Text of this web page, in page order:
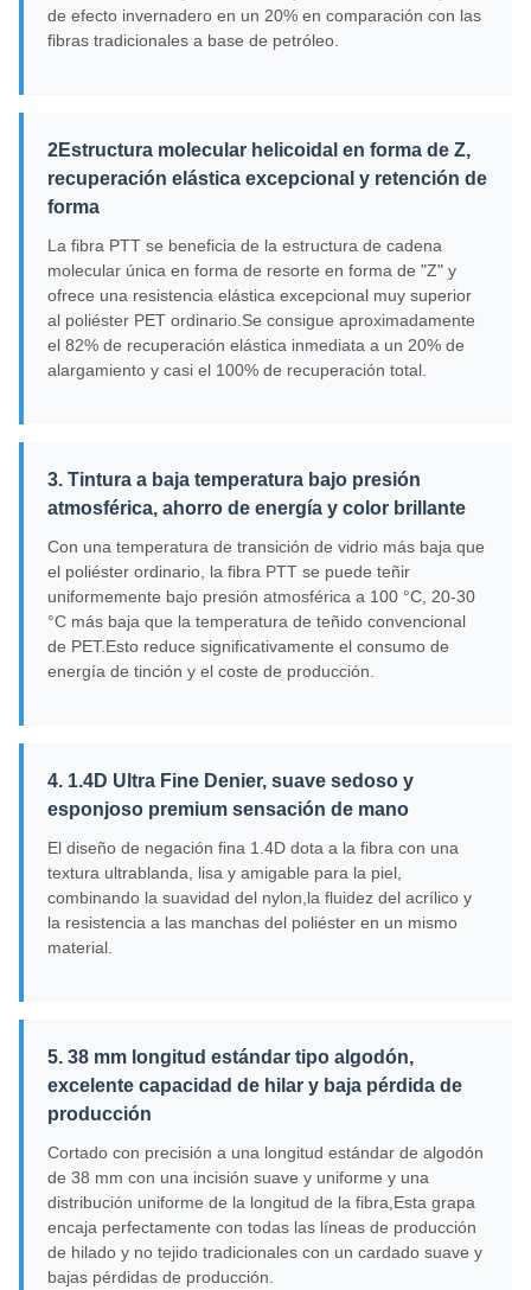
de efecto invernadero en un 20% en comparación con las
fibras tradicionales a base de petróleo.
2Estructura molecular helicoidal en forma de Z,
recuperación elástica excepcional y retención de
forma
La fibra PTT se beneficia de la estructura de cadena
molecular única en forma de resorte en forma de "Z" y
ofrece una resistencia elástica excepcional muy superior
al poliéster PET ordinario.Se consigue aproximadamente
el 82% de recuperación elástica inmediata a un 20% de
alargamiento y casi el 100% de recuperación total.
3. Tintura a baja temperatura bajo presión
atmosférica, ahorro de energía y color brillante
Con una temperatura de transición de vidrio más baja que
el poliéster ordinario, la fibra PTT se puede teñir
uniformemente bajo presión atmosférica a 100 °C, 20-30
°C más baja que la temperatura de teñido convencional
de PET.Esto reduce significativamente el consumo de
energía de tinción y el coste de producción.
4. 1.4D Ultra Fine Denier, suave sedoso y
esponjoso premium sensación de mano
El diseño de negación fina 1.4D dota a la fibra con una
textura ultrablanda, lisa y amigable para la piel,
combinando la suavidad del nylon,la fluidez del acrílico y
la resistencia a las manchas del poliéster en un mismo
material.
5. 38 mm longitud estándar tipo algodón,
excelente capacidad de hilar y baja pérdida de
producción
Cortado con precisión a una longitud estándar de algodón
de 38 mm con una incisión suave y uniforme y una
distribución uniforme de la longitud de la fibra,Esta grapa
encaja perfectamente con todas las líneas de producción
de hilado y no tejido tradicionales con un cardado suave y
bajas pérdidas de producción.